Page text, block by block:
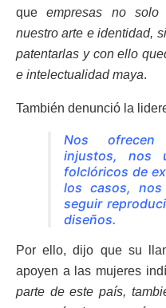
queempresas no solo
nuestro arte e identidad,
patentarlas y con ello
e intelectualidad maya.
También denunció la
Nos ofrecen
injustos, nos
folclóricos de
los casos,
seguir
diseños.
Por ello, dijo que su
apoyen a las mujeres
parte de este país,